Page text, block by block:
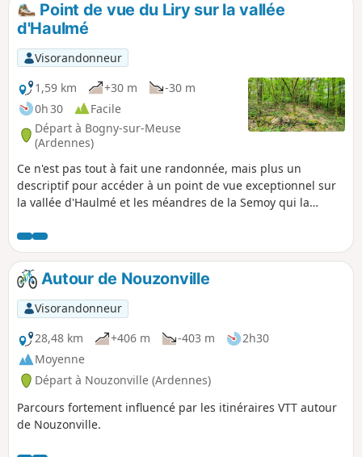
Point de vue du Liry sur la vallée
d'Haulmé
Visorandonneur
1,59 km
+30 m
-30 m
0h 30
Facile
Départ à Bogny-sur-Meuse
(Ardennes)
Ce n'est pas tout à fait une randonnée, mais plus un
descriptif pour accéder à un point de vue exceptionnel sur
la vallée d'Haulmé et les méandres de la Semoy qui la
panorama plongeant presque à-pic, mais aussi pour
admirer l'envol des parapentistes qui démarrent de là.
Autour de Nouzonville
Visorandonneur
28,48 km
+406 m -403 m
2h30
Moyenne
Départ à Nouzonville (Ardennes)
Parcours fortement influencé par les itinéraires VTT autour
de Nouzonville.